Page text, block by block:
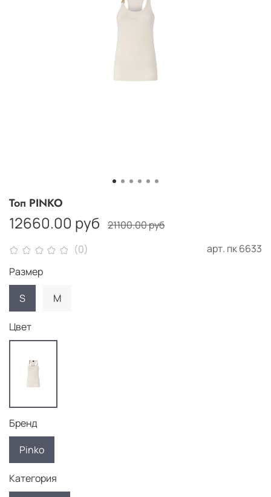
(0) арт. пк 6633
Топ PINKO
12660.00 руб 21100.00 руб
Размер
S
M
Цвет
Бренд
Pinko
Категория